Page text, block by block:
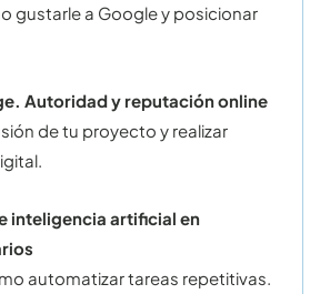
gustarle a Google y posicionar
Autoridad y reputación online
de tu proyecto y realizar
inteligencia artificial en
automatizar tareas repetitivas.